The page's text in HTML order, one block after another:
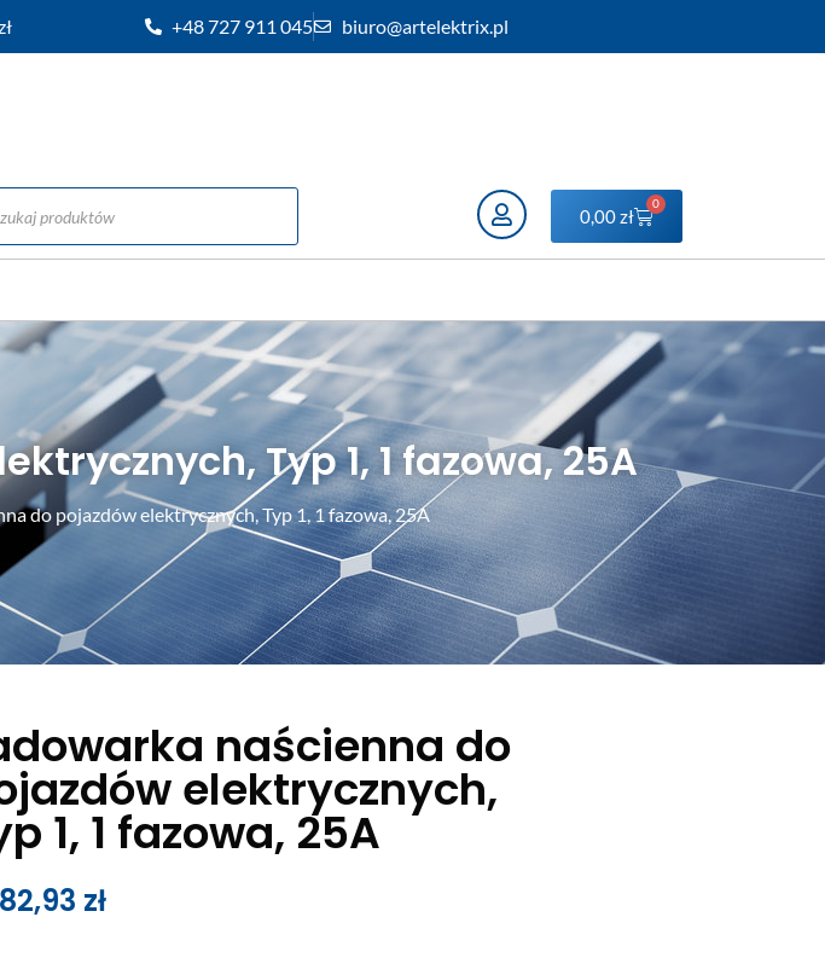
+48 727 911 045 biuro@artelektrix.pl
0,00zł
0
Typ 1, 1 fazowa, 25A
do pojazdów elektrycznych, Typ 1, 1 fazowa, 25A
naścienna do
elektrycznych,
1, 1 fazowa, 25A
zł